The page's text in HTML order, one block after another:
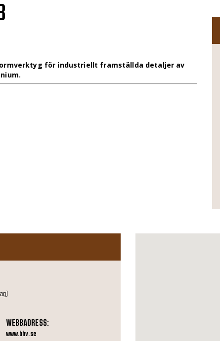
för industriellt framställda detaljer av
WEBBADRESS:
www.bhv.se